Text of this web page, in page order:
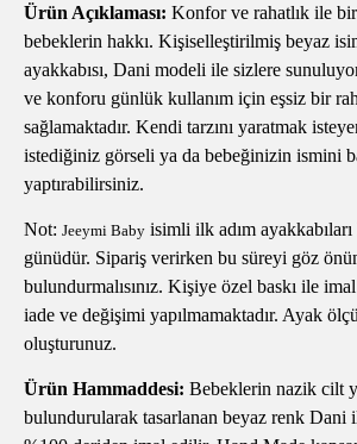
Ürün Açıklaması: Konfor ve rahatlık ile
bebeklerin hakkı. Kişiselleştirilmiş beyaz
ayakkabısı, Dani modeli ile sizlere
ve konforu günlük kullanım için eşsiz bir
sağlamaktadır. Kendi tarzını yaratmak
istediğiniz görseli ya da bebeğinizin ismini
yaptırabilirsiniz.
Not: Jeeymi Baby isimli ilk adım
günüdür. Sipariş verirken bu süreyi göz
bulundurmalısınız. Kişiye özel baskı ile
iade ve değişimi yapılmamaktadır. Ayak
oluşturunuz.
Ürün Hammaddesi: Bebeklerin nazik cilt
bulundurularak tasarlanan beyaz renk Dani